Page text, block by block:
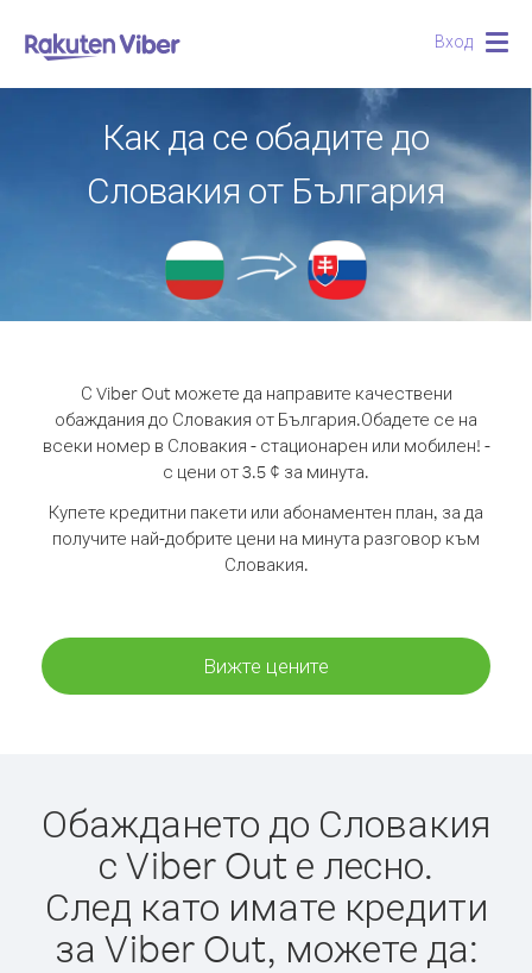
Вход
Как да се обадите до
Словакия от България
С Viber Out можете да направите качествени
обаждания до Словакия от България.Обадете се на
всеки номер в Словакия - стационарен или мобилен! -
с цени от 3.5 ¢ за минута.
Купете кредитни пакети или абонаментен план, за да
получите най-добрите цени на минута разговор към
Словакия.
Вижте цените
Обаждането до Словакия
с Viber Out е лесно.
След като имате кредити
за Viber Out, можете да: